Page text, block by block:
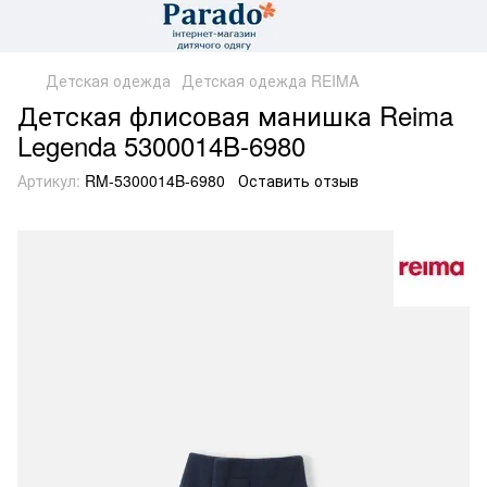
Детская одежда Детская одежда REIMA
Детская флисовая манишка Reima
Legenda 5300014B-6980
Артикул: RM-5300014B-6980 Оставить отзыв